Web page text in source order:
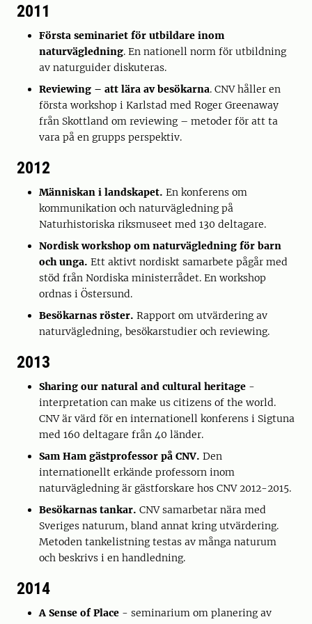
2011
Första seminariet för utbildare inom
naturvägledning. En nationell norm för utbildning
av naturguider diskuteras.
Reviewing – att lära av besökarna. CNV håller en
första workshop i Karlstad med Roger Greenaway
från Skottland om reviewing – metoder för att ta
vara på en grupps perspektiv.
2012
Människan i landskapet. En konferens om
kommunikation och naturvägledning på
Naturhistoriska riksmuseet med 130 deltagare.
Nordisk workshop om naturvägledning för barn
och unga. Ett aktivt nordiskt samarbete pågår med
stöd från Nordiska ministerrådet. En workshop
ordnas i Östersund.
Besökarnas röster. Rapport om utvärdering av
naturvägledning, besökarstudier och reviewing.
2013
Sharing our natural and cultural heritage -
interpretation can make us citizens of the world.
CNV är värd för en internationell konferens i Sigtuna
med 160 deltagare från 40 länder.
Sam Ham gästprofessor på CNV. Den
internationellt erkände professorn inom
naturvägledning är gästforskare hos CNV 2012-2015.
Besökarnas tankar. CNV samarbetar nära med
Sveriges naturum, bland annat kring utvärdering.
Metoden tankelistning testas av många naturum
och beskrivs i en handledning.
2014
A Sense of Place - seminarium om planering av